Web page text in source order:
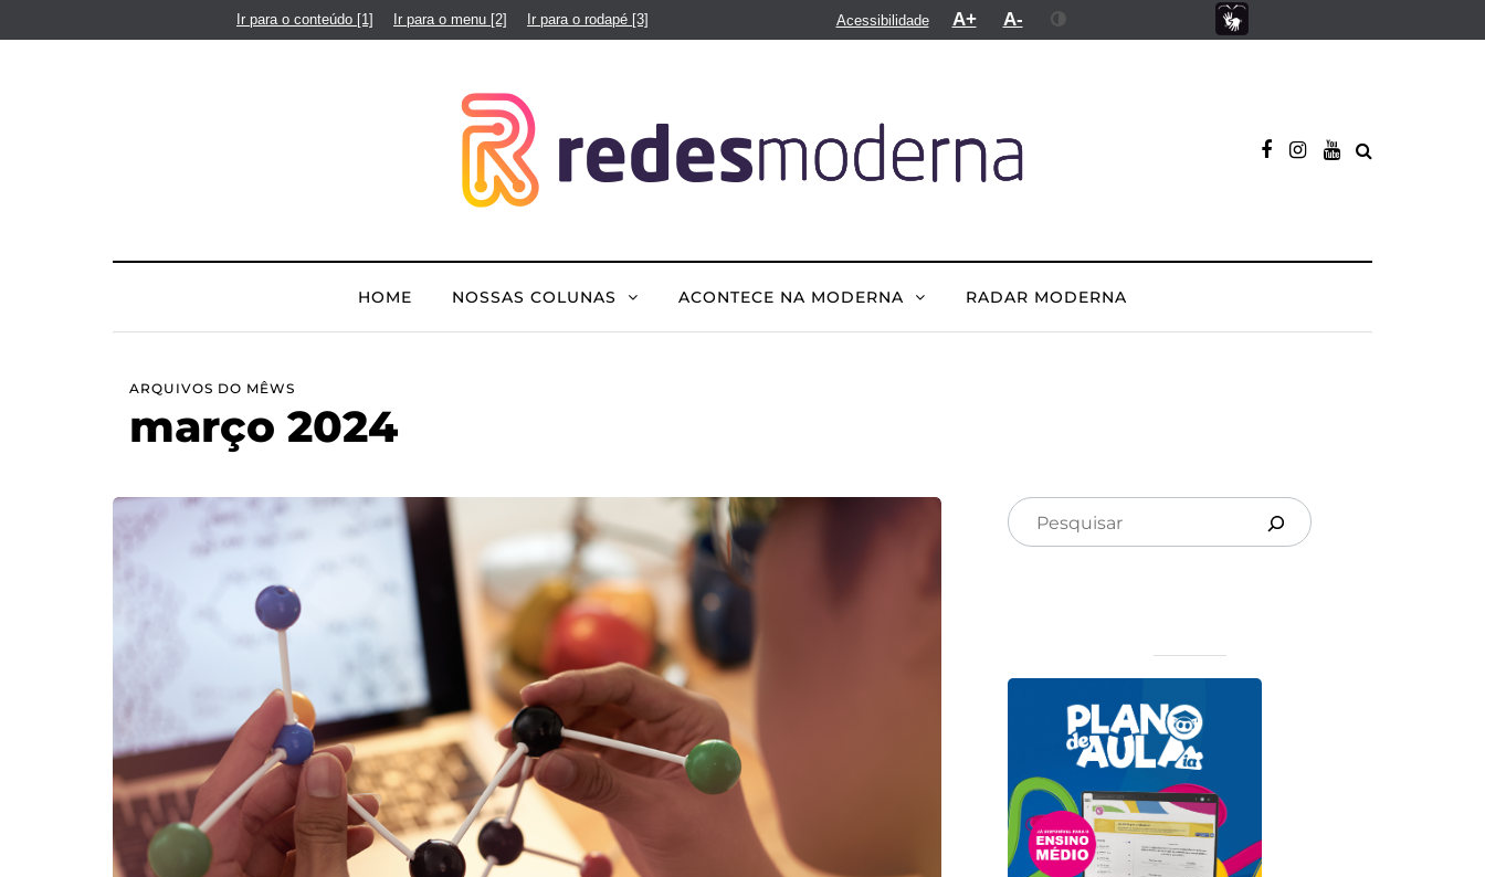
Ir para o conteúdo [1] Ir para o menu [2] Ir para o rodapé [3] Acessibilidade A+ A-
HOME NOSSAS COLUNAS ACONTECE NA MODERNA RADAR MODERNA
ARQUIVOS DO MÊWS
março 2024